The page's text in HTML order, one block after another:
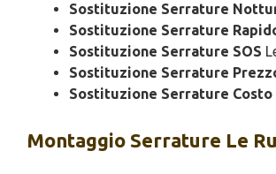
Sostituzione Serrature
Sostituzione Serrature
Sostituzione Serrature SOS
Sostituzione Serrature
Sostituzione Serrature Costo
Montaggio Serrature Le